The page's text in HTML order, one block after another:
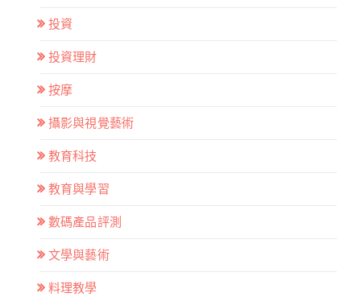
投資
投資理財
按摩
攝影與視覺藝術
教育科技
教育與學習
數碼產品評測
文學與藝術
料理教學